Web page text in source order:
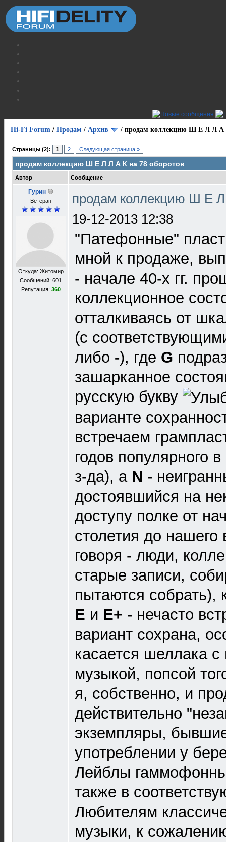
Hi-Fi Forum / Продам / Архив / продам коллекцию Ш Е Л Л А
Страницы (2): 1 2 Следующая страница »
продам коллекцию Ш Е Л Л А К на 78 оборотов
Автор Сообщение
Гурин
Ветеран
Откуда: Житомир
Сообщений: 601
Репутация: 360
продам коллекцию Ш Е
19-12-2013 12:38
"Патефонные"
мной к продаже,
- начале 40-х гг.
коллекционное
отталкиваясь от
(с
либо -), где G
зашарканное
русскую букву
варианте
встречаем
годов популярного
з-да), a N -
достоявшийся на
доступу полке от
столетия до нашего
говоря - люди,
старые записи,
пытаются собрать),
Е и Е+ - нечасто
вариант сохрана,
касается шеллака с
музыкой, попсой
я, собственно, и
действительно
экземпляры,
употреблении у
Лейблы
также в
Любителям
музыки, к